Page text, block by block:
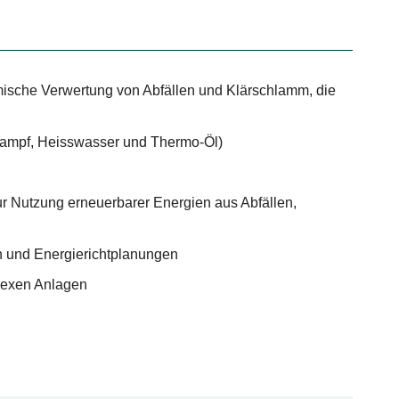
Verwertung von Abfällen und Klärschlamm, die
Heisswasser und Thermo-Öl)
Nutzung erneuerbarer Energien aus Abfällen,
und Energierichtplanungen
Anlagen